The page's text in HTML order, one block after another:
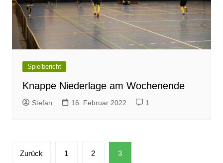
Spielbericht
Knappe Niederlage am Wochenende
Stefan 16. Februar 2022 1
Seitennummerierung
Zurück 1 2 3